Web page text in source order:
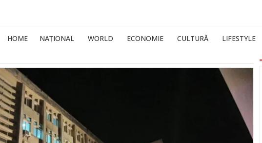
HOME NAȚIONAL WORLD ECONOMIE CULTURĂ LIFESTYLE